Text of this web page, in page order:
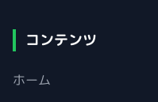
コンテンツ
ホーム